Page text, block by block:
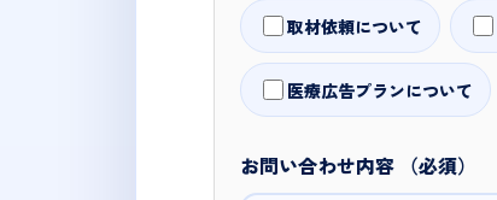
取材依頼について
医療広告プランについて
お問い合わせ内容 （必須）